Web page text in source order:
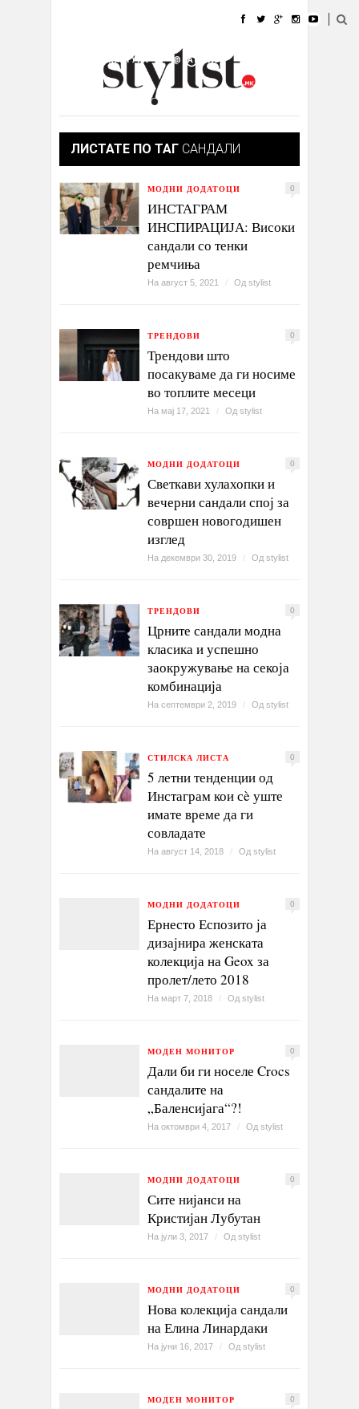
УБАВИНА
КУЛТУРА @РАБОТА
ИЗЛОГ
ЛИСТАТЕ ПО ТАГ САНДАЛИ
МОДНИ ДОДАТОЦИ 0
ИНСТАГРАМ
ИНСПИРАЦИЈА: Високи
сандали со тенки
ремчиња
На август 5, 2021 / Од stylist
ТРЕНДОВИ 0
Трендови што
посакуваме да ги носиме
во топлите месеци
На мај 17, 2021 / Од stylist
МОДНИ ДОДАТОЦИ 0
Светкави хулахопки и
вечерни сандали спој за
совршен новогодишен
изглед
На декември 30, 2019 / Од stylist
ТРЕНДОВИ 0
Црните сандали модна
класика и успешно
заокружување на секоја
комбинација
На септември 2, 2019 / Од stylist
СТИЛСКА ЛИСТА 0
5 летни тенденции од
Инстаграм кои сè уште
имате време да ги
совладате
На август 14, 2018 / Од stylist
МОДНИ ДОДАТОЦИ 0
Ернесто Еспозито ја
дизајнира женската
колекција на Geox за
пролет/лето 2018
На март 7, 2018 / Од stylist
МОДЕН МОНИТОР 0
Дали би ги носеле Crocs
сандалите на
„Баленсијага“?!
На октомври 4, 2017 / Од stylist
МОДНИ ДОДАТОЦИ 0
Сите нијанси на
Кристијан Лубутан
На јули 3, 2017 / Од stylist
МОДНИ ДОДАТОЦИ 0
Нова колекција сандали
на Елина Линардаки
На јуни 16, 2017 / Од stylist
МОДЕН МОНИТОР 0